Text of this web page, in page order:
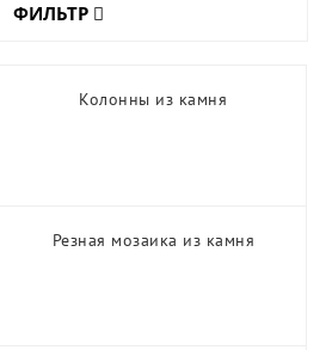
ФИЛЬТР
Колонны из камня
Резная мозаика из камня